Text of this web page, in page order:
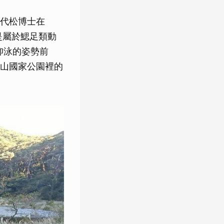
松博士在
於鰓足類動
泳的姿勢前
國家公園裡的